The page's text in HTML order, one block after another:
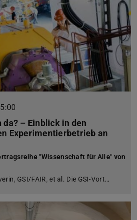
– Einblick in den
Experimentierbetrieb an
"Wissenschaft für Alle" von
GSI/FAIR, et al. Die GSI-Vort…